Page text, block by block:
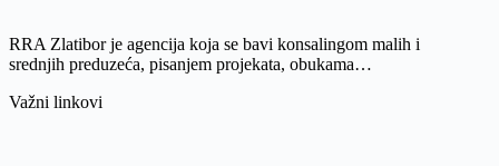
RRA Zlatibor je agencija koja se bavi konsalingom malih i
srednjih preduzeća, pisanjem projekata, obukama…
Važni linkovi